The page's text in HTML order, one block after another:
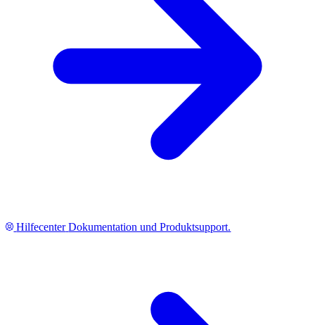
Hilfecenter Dokumentation und Produktsupport.